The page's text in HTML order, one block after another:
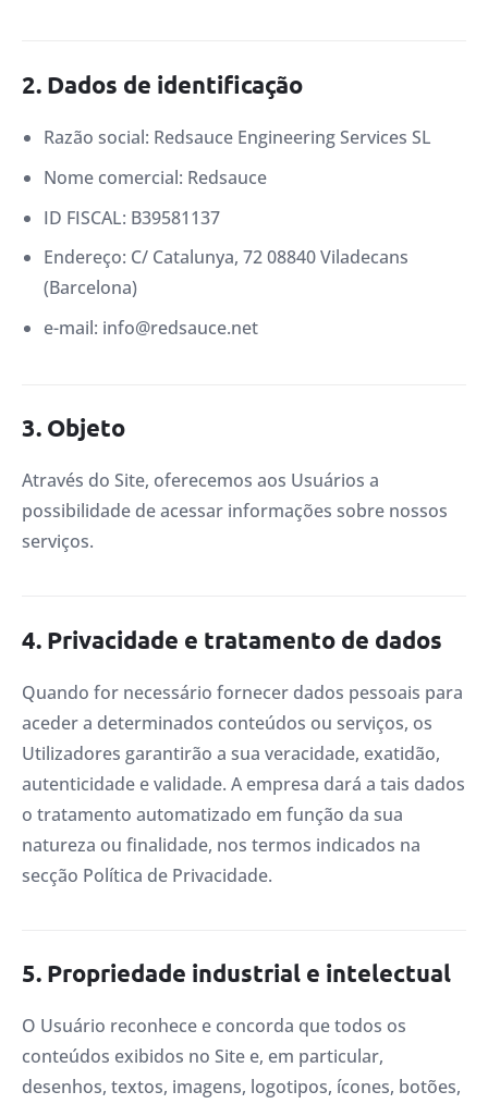
2. Dados de identificação
Razão social: Redsauce Engineering Services SL
Nome comercial: Redsauce
ID FISCAL: B39581137
Endereço: C/ Catalunya, 72 08840 Viladecans
(Barcelona)
e-mail: info@redsauce.net
3. Objeto
Através do Site, oferecemos aos Usuários a
possibilidade de acessar informações sobre nossos
serviços.
4. Privacidade e tratamento de dados
Quando for necessário fornecer dados pessoais para
aceder a determinados conteúdos ou serviços, os
Utilizadores garantirão a sua veracidade, exatidão,
autenticidade e validade. A empresa dará a tais dados
o tratamento automatizado em função da sua
natureza ou finalidade, nos termos indicados na
secção Política de Privacidade.
5. Propriedade industrial e intelectual
O Usuário reconhece e concorda que todos os
conteúdos exibidos no Site e, em particular,
desenhos, textos, imagens, logotipos, ícones, botões,